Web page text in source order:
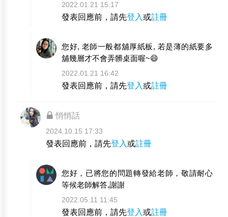
2022.01.21 15:17
發表回應前，請先登入或註冊
您好, 老師一般都舖厚紙板, 若是薄的紙要多
舖幾層才不會弄髒桌面喔~😄
2022.01.21 16:42
發表回應前，請先登入或註冊
悄悄話
2024.10.15 17:33
發表回應前，請先登入或註冊
您好，已將您的問題轉發給老師，敬請耐心
等候老師解答,謝謝
2022.05.11 11:45
發表回應前，請先登入或註冊